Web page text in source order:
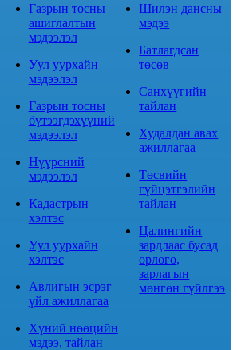
Газрын тосны
ашиглалтын
мэдээлэл
Уул уурхайн
мэдээлэл
Газрын тосны
бүтээгдэхүүний
мэдээлэл
Нүүрсний
мэдээлэл
Кадастрын
хэлтэс
Уул уурхайн
хэлтэс
Авлигын эсрэг
үйл ажиллагаа
Хүний нөөцийн
мэдээ, тайлан
Шилэн дансны
мэдээ
Батлагдсан
төсөв
Санхүүгийн
тайлан
Худалдан авах
ажиллагаа
Төсвийн
гүйцэтгэлийн
тайлан
Цалингийн
зардлаас бусад
орлого,
зарлагын
мөнгөн гүйлгээ